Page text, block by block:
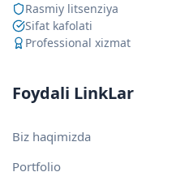
Rasmiy litsenziya
Sifat kafolati
Professional xizmat
Foydali LinkLar
Biz haqimizda
Portfolio